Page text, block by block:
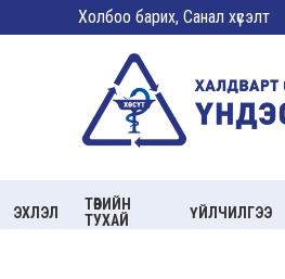
Холбоо барих, Санал хүсэлт
ЭХЛЭЛ
ТӨВИЙН
ТУХАЙ
ҮЙЛЧИЛГЭЭ